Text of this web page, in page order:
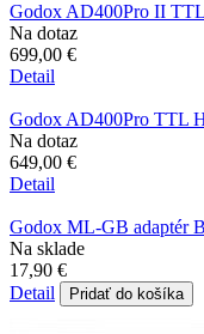
Godox AD400Pro II
Na dotaz
699,00 €
Detail
Godox AD400Pro TTL
Na dotaz
649,00 €
Detail
Godox ML-GB adaptér
Na sklade
17,90 €
Detail
Pridať do košíka